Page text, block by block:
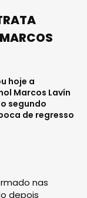
hoje a
Marcos Lavín
segundo
de regresso
nas
depois